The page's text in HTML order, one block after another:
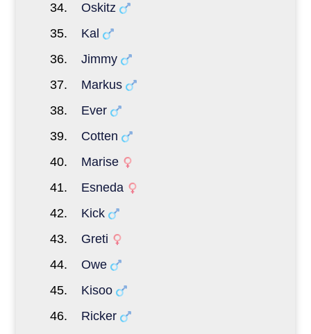
Oskitz
Kal
Jimmy
Markus
Ever
Cotten
Marise
Esneda
Kick
Greti
Owe
Kisoo
Ricker